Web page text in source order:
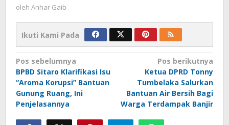
oleh Anhar Gaib
Ikuti Kami Pada
Navigasi
pos
Pos sebelumnya
BPBD Sitaro Klarifikasi Isu
“Aroma Korupsi” Bantuan
Gunung Ruang, Ini
Penjelasannya
Pos berikutnya
Ketua DPRD Tonny
Tumbelaka Salurkan
Bantuan Air Bersih Bagi
Warga Terdampak Banjir